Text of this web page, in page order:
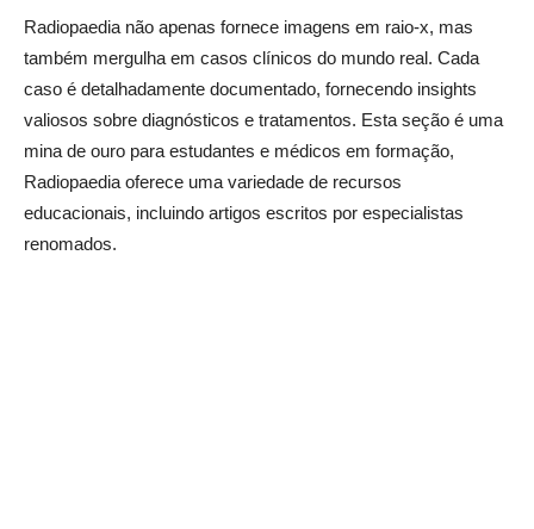
Radiopaedia não apenas fornece imagens em raio-x, mas
também mergulha em casos clínicos do mundo real. Cada
caso é detalhadamente documentado, fornecendo insights
valiosos sobre diagnósticos e tratamentos. Esta seção é uma
mina de ouro para estudantes e médicos em formação,
Radiopaedia oferece uma variedade de recursos
educacionais, incluindo artigos escritos por especialistas
renomados.